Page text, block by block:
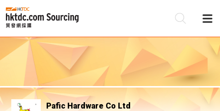
Pafic Hardware Co Ltd